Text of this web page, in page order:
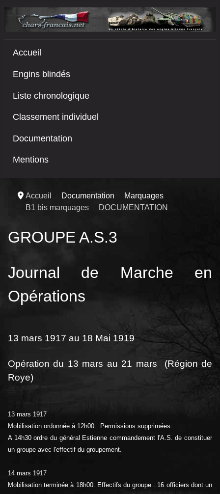
Accueil
Engins blindés
Liste chronologique
Classement individuel
Documentation
Mentions
Accueil Documentation
Marquages
B1 bis marquages
DOCUMENTATION
GROUPE A.S.3
Journal de Marche en
Opérations
13 mars 1917 au 18 Mai 1919
Opération du 13 mars au 21 mars (Région de
Roye)
13 mars 1917
Mobilisation ordonnée à 12h00. Permissions supprimées.
A 14h30 ordre du général Estienne commandement l'A.S. de constituer
un groupe avec l'effectif du groupement.
14 mars 1917
Mobilisation terminée à 18h00. Effectifs du groupe : 16 officiers dont un